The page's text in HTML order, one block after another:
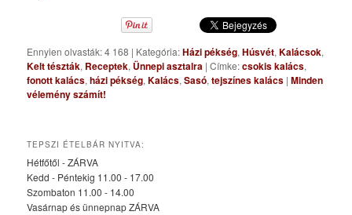
Ennyien olvasták: 4 168 | Kategória:Házi pékség,Húsvét,Kalácsok,
Kelt tészták, Receptek, Ünnepi asztalra |Címke:csokis kalács,
fonott kalács,házi pékség,Kalács,Sasó,tejszínes kalács |Minden
vélemény számít!
TEPSZI ÉTELBÁR NYITVA:
Hétfőtől - ZÁRVA
Kedd - Péntekig 11.00 - 17.00
Szombaton 11.00 - 14.00
Vasárnap és ünnepnap ZÁRVA